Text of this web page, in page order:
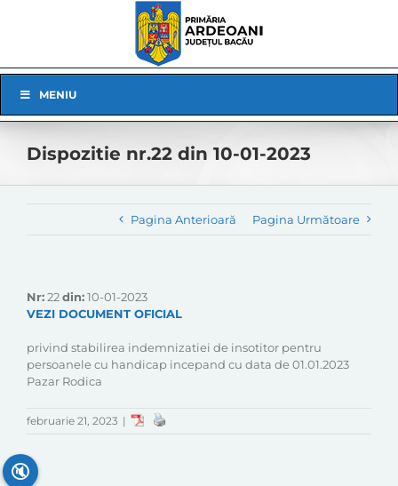
Navigation
MENIU
Dispozitie nr.22 din 10-01-2023
Pagina Anterioară Pagina Următoare
Nr:22din:10-01-2023
VEZI DOCUMENT OFICIAL
privind stabilirea indemnizatiei de insotitor pentru
persoanele cu handicap incepand cu data de 01.01.2023
Pazar Rodica
februarie 21, 2023 |
🔇